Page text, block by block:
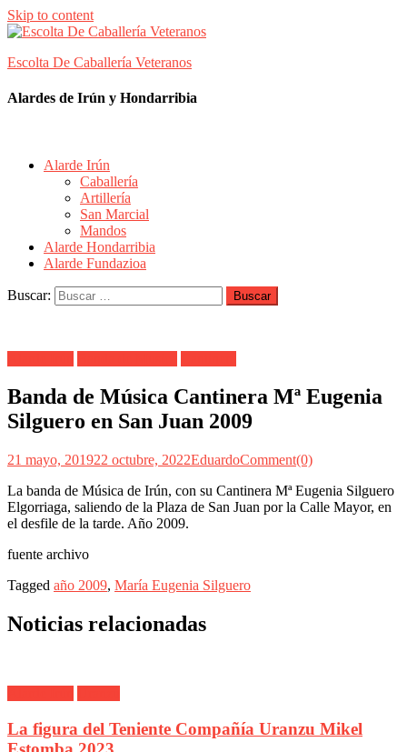
Skip to content
Escolta De Caballería Veteranos
Alardes de Irún y Hondarribia
Alarde Irún
Caballería
Artillería
San Marcial
Mandos
Alarde Hondarribia
Alarde Fundazioa
Buscar:
Banda de Música Cantinera Mª Eugenia
Silguero en San Juan 2009
21 mayo, 201922 octubre, 2022EduardoComment(0)
La banda de Música de Irún, con su Cantinera Mª Eugenia Silguero
Elgorriaga, saliendo de la Plaza de San Juan por la Calle Mayor, en
el desfile de la tarde. Año 2009.
fuente archivo
Tagged año 2009, María Eugenia Silguero
Noticias relacionadas
La figura del Teniente Compañía Uranzu Mikel